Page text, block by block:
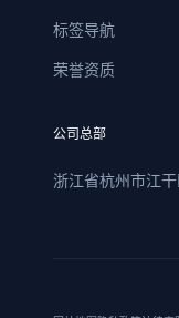
标签导航
荣誉资质
公司总部
浙江省杭州市江